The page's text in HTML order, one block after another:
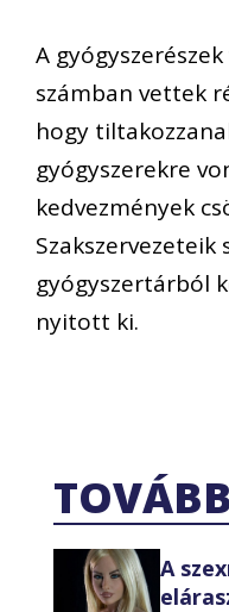
A
számban vettek
hogy
gyógyszerekre
kedvezmények
Szakszervezeteik
gyógyszertárból
nyitott ki.
A